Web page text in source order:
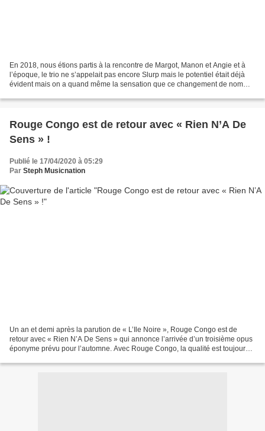
En 2018, nous étions partis à la rencontre de Margot, Manon et Angie et à
l’époque, le trio ne s’appelait pas encore Slurp mais le potentiel était déjà
évident mais on a quand même la sensation que ce changement de nom
Rouge Congo est de retour avec « Rien N’A De
Sens » !
Publié le 17/04/2020 à 05:29
Par Steph Musicnation
Un an et demi après la parution de « L’Ile Noire », Rouge Congo est de
retour avec « Rien N’A De Sens » qui annonce l’arrivée d’un troisième opus
éponyme prévu pour l’automne. Avec Rouge Congo, la qualité est toujours